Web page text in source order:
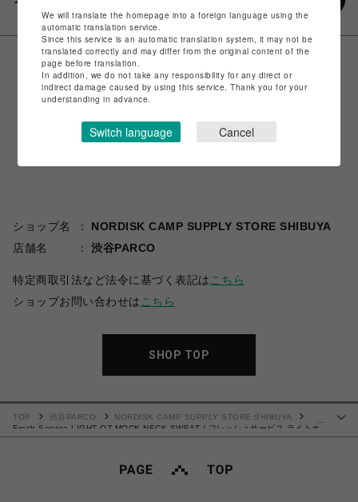
ショップ名
NORDISK CAMP SUPPLY STORE SHIBUYA
店舗名
渋谷PARCO
特定商取引法など法令に基づく表記は こちら
ショップお問い合わせは こちら
SHOP TOP
TOP 渋谷PARCO
NORDISK CAMP SUPPLY STORE SHIBUYA
Fresh Service LIGHT OZ MOCK NECK SWEAT / フレッシュサービス ライトオ
ンス モックネック スウェット
We will translate the homepage into a foreign language using the
automatic translation service.
Since this service is an automatic translation system, it may not be
translated correctly and may differ from the original content of the
page before translation.
In addition, we do not take any responsibility for any direct or
indirect damage caused by using this service. Thank you for your
understanding in advance.
Switch language Cancel